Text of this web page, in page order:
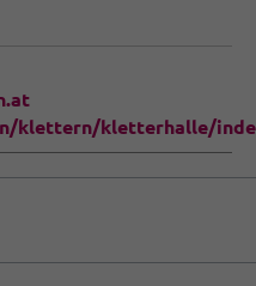
klettern/kletterhalle/